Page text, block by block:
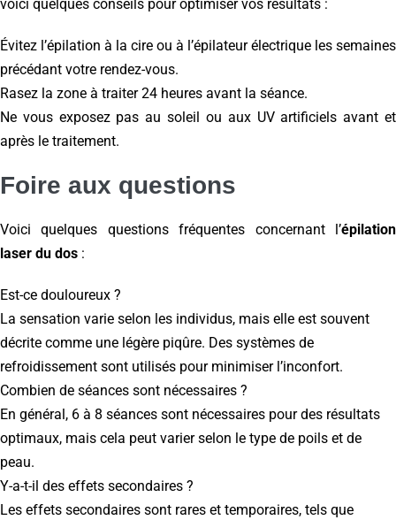
voici quelques conseils pour optimiser vos résultats :
Évitez l’épilation à la cire ou à l’épilateur électrique les semaines
précédant votre rendez-vous.
Rasez la zone à traiter 24 heures avant la séance.
Ne vous exposez pas au soleil ou aux UV artificiels avant et
après le traitement.
Foire aux questions
Voici quelques questions fréquentes concernant l’épilation
laser du dos :
Est-ce douloureux ?
La sensation varie selon les individus, mais elle est souvent
décrite comme une légère piqûre. Des systèmes de
refroidissement sont utilisés pour minimiser l’inconfort.
Combien de séances sont nécessaires ?
En général, 6 à 8 séances sont nécessaires pour des résultats
optimaux, mais cela peut varier selon le type de poils et de
peau.
Y-a-t-il des effets secondaires ?
Les effets secondaires sont rares et temporaires, tels que